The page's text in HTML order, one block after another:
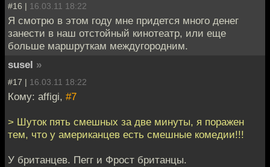
#16 | 16.03.11 18:22
Я смотрю в этом году мне придется много денег
занести в наш отстойный кинотеатр, или еще
больше маршруткам междугородним.
susel »
#17 | 16.03.11 18:22
Кому: affigi, #7
> Шуток пять смешных за две минуты, я поражен
тем, что у американцев есть смешные комедии!!!
У британцев. Пегг и Фрост британцы.